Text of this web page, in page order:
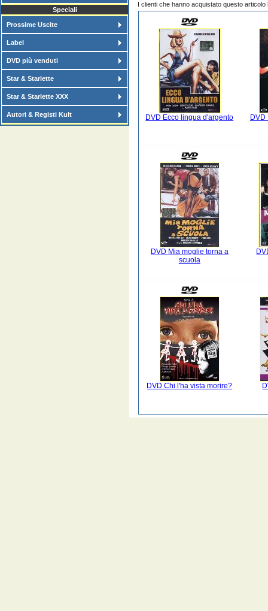
Speciali
Prossime Uscite
Label
DVD più venduti
Star & Starlette
Star & Starlette XXX
Autori & Registi Kult
I clienti che hanno acquistato questo
DVD Ecco lingua d'argento
DVD Mia moglie torna a
scuola
DVD Chi l'ha vista morire?